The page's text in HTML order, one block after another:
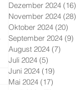
Dezember 2024 (16)
November 2024 (28)
Oktober 2024 (20)
September 2024 (9)
August 2024 (7)
Juli 2024 (5)
Juni 2024 (19)
Mai 2024 (17)